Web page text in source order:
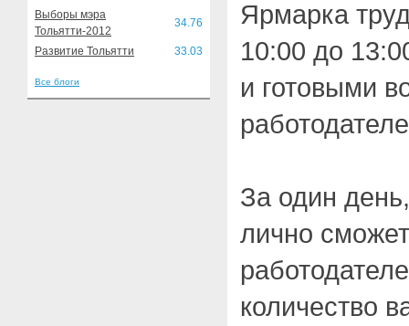
Выборы мэра
Тольятти-2012
34.76
Развитие Тольятти 33.03
Все блоги
Ярмарка
10:00 до
и готовыми
За один
лично
количество